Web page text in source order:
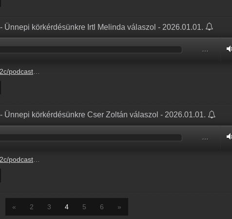
Ünnepi körkérdésünkre Irtl Melinda válaszol - 2026.01.01.
…
8a09-94dc-a247-dfbf26c898b1.mp3
Ünnepi körkérdésünkre Cser Zoltán válaszol - 2026.01.01.
22f4-3cc6-181a-cc082f1560c2.mp3
« 2 3 4 5 6 »